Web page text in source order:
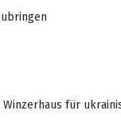
für